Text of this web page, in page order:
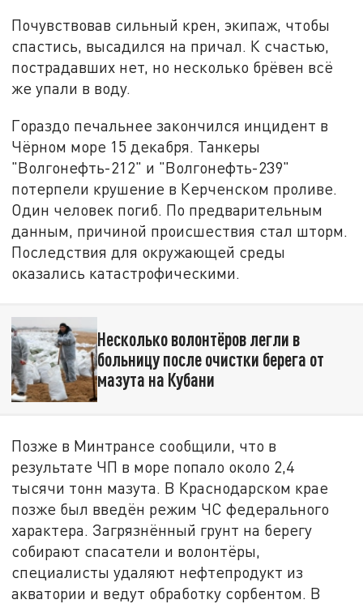
Почувствовав сильный крен, экипаж, чтобы
спастись, высадился на причал. К счастью,
пострадавших нет, но несколько брёвен всё
же упали в воду.
Гораздо печальнее закончился инцидент в
Чёрном море 15 декабря. Танкеры
"Волгонефть-212" и "Волгонефть-239"
потерпели крушение в Керченском проливе.
Один человек погиб. По предварительным
данным, причиной происшествия стал шторм.
Последствия для окружающей среды
оказались катастрофическими.
Несколько волонтёров легли в
больницу после очистки берега от
мазута на Кубани
Позже в Минтрансе сообщили, что в
результате ЧП в море попало около 2,4
тысячи тонн мазута. В Краснодарском крае
позже был введён режим ЧС федерального
характера. Загрязнённый грунт на берегу
собирают спасатели и волонтёры,
специалисты удаляют нефтепродукт из
акватории и ведут обработку сорбентом. В